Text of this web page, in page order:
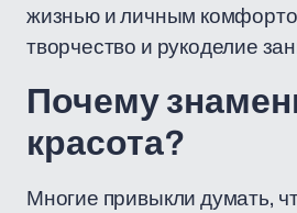
жизнью и личным
творчество и рукоделие
Почему
красота?
Многие привыкли думать,